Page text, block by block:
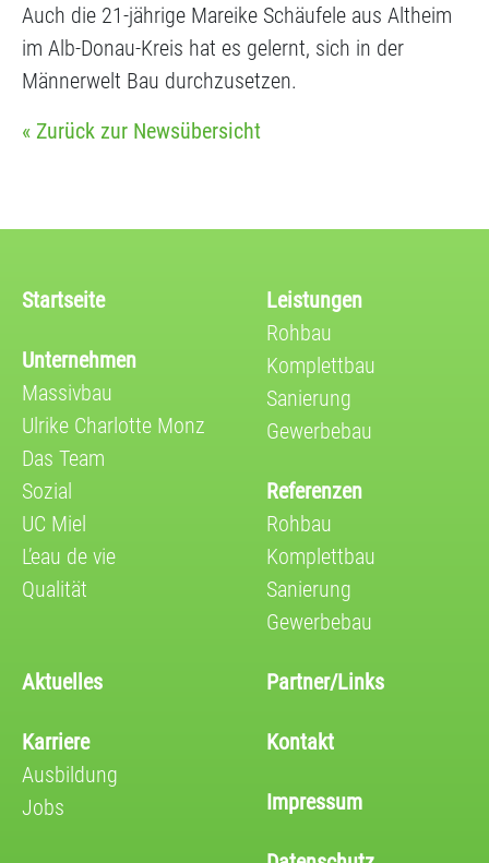
Auch die 21-jährige Mareike Schäufele aus Altheim
im Alb-Donau-Kreis hat es gelernt, sich in der
Männerwelt Bau durchzusetzen.
« Zurück zur Newsübersicht
Startseite
Unternehmen
Massivbau
Ulrike Charlotte Monz
Das Team
Sozial
UC Miel
L’eau de vie
Qualität
Leistungen
Rohbau
Komplettbau
Sanierung
Gewerbebau
Referenzen
Rohbau
Komplettbau
Sanierung
Gewerbebau
Aktuelles
Karriere
Ausbildung
Jobs
Partner/Links
Kontakt
Impressum